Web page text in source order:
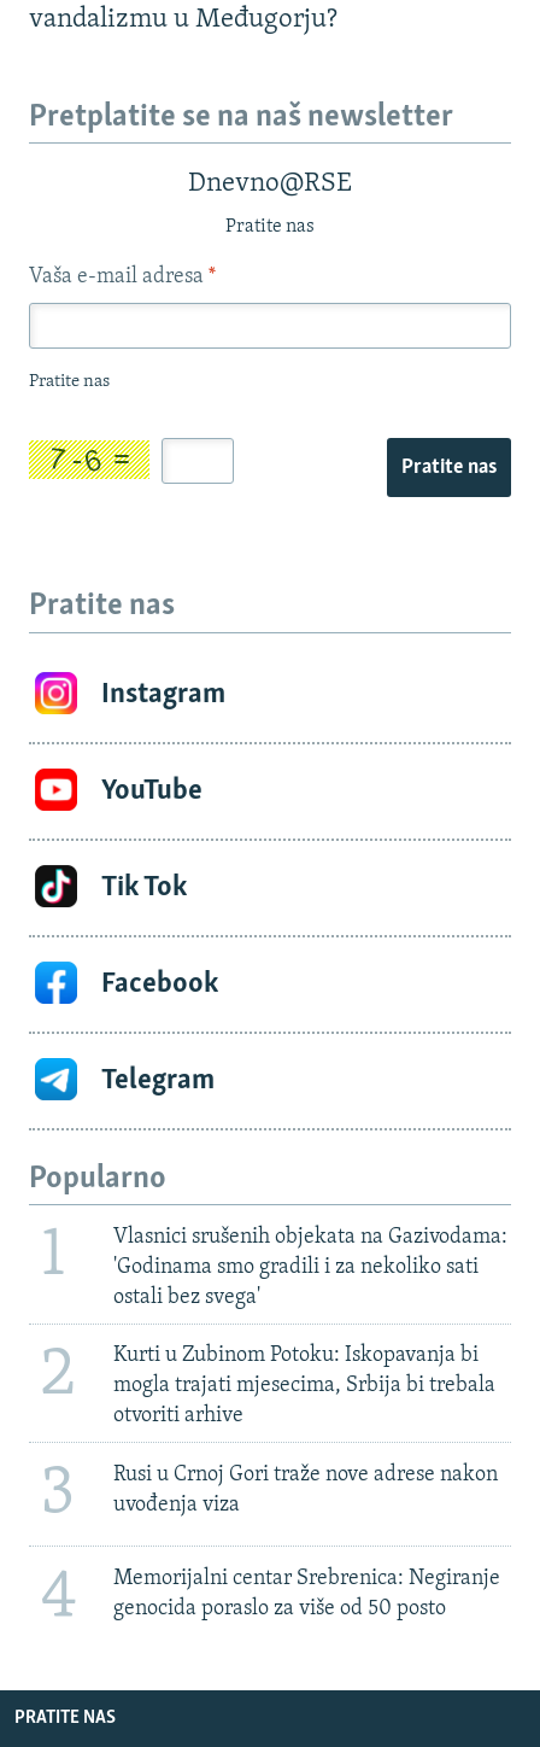
vandalizmu u Međugorju?
Pretplatite se na naš newsletter
Dnevno@RSE
Pratite nas
Vaša e-mail adresa *
Pratite nas
Pratite nas
Pratite nas
Instagram
YouTube
Tik Tok
Facebook
Telegram
Popularno
1
Vlasnici srušenih objekata na Gazivodama:
'Godinama smo gradili i za nekoliko sati
ostali bez svega'
2
Kurti u Zubinom Potoku: Iskopavanja bi
mogla trajati mjesecima, Srbija bi trebala
otvoriti arhive
3
Rusi u Crnoj Gori traže nove adrese nakon
uvođenja viza
4
Memorijalni centar Srebrenica: Negiranje
genocida poraslo za više od 50 posto
PRATITE NAS